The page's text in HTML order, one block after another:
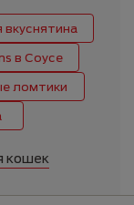
вкуснятина
в Соусе
ломтики
кошек